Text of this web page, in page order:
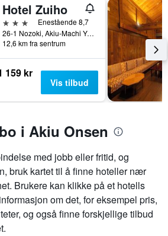
Hotel Zuiho
3 stjernerEnestående 8,7
26-1 Nozoki, Akiu-Machi Yumoto, Sendai, Japan
12,6 km fra sentrum
159 kr
Vis tilbud
i Akiu Onsen
med jobb eller fritid, og
bruk kartet til å finne hoteller nær
Brukere kan klikke på et hotells
om det, for eksempel pris,
og også finne forskjellige tilbud